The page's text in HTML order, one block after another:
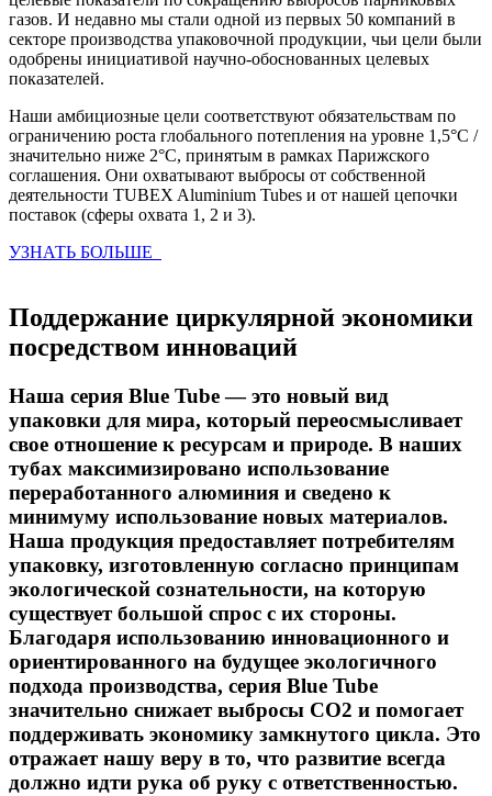
газов. И недавно мы стали одной из первых 50 компаний в
секторе производства упаковочной продукции, чьи цели были
одобрены инициативой научно-обоснованных целевых
показателей.
Наши амбициозные цели соответствуют обязательствам по
ограничению роста глобального потепления на уровне 1,5°C /
значительно ниже 2°C, принятым в рамках Парижского
соглашения. Они охватывают выбросы от собственной
деятельности TUBEX Aluminium Tubes и от нашей цепочки
поставок (сферы охвата 1, 2 и 3).
УЗНАТЬ БОЛЬШЕ
Поддержание циркулярной экономики
посредством инноваций
Наша серия Blue Tube — это новый вид
упаковки для мира, который переосмысливает
свое отношение к ресурсам и природе. В наших
тубах максимизировано использование
переработанного алюминия и сведено к
минимуму использование новых материалов.
Наша продукция предоставляет потребителям
упаковку, изготовленную согласно принципам
экологической сознательности, на которую
существует большой спрос с их стороны.
Благодаря использованию инновационного и
ориентированного на будущее экологичного
подхода производства, серия Blue Tube
значительно снижает выбросы CO2 и помогает
поддерживать экономику замкнутого цикла. Это
отражает нашу веру в то, что развитие всегда
должно идти рука об руку с ответственностью.